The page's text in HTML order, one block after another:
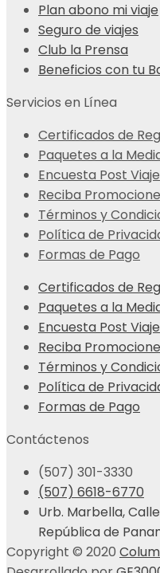
Plan abono mi viaje
Seguro de viajes
Club la Prensa
Beneficios con tu
Servicios en Línea
Certificados de
Paquetes a la
Encuesta Post Viaje
Reciba
Términos y
Política de
Formas de Pago
Certificados de
Paquetes a la
Encuesta Post Viaje
Reciba
Términos y
Política de
Formas de Pago
Contáctenos
(507) 301-3330
(507) 6618-6770
Urb. Marbella,
República de
Copyright © 2020